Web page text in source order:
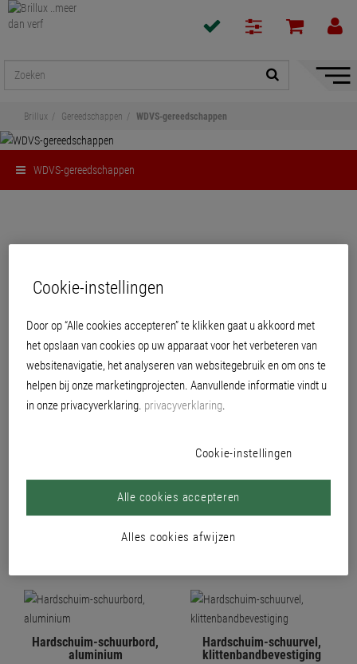
Brillux Gereedschappen WDVS-gereedschappen
WDVS-gereedschappen
PRODUCTEN
Hardschuim-schuurvel,
Hardschuim-schuurbord,
Hardschuim-schuurbord,
aluminium
Hardschuim-schuurvel,
klittenbandbevestiging
Cookie-instellingen
Door op “Alle cookies accepteren” te klikken gaat u akkoord met
het opslaan van cookies op uw apparaat voor het verbeteren van
websitenavigatie, het analyseren van websitegebruik en om ons te
helpen bij onze marketingprojecten. Aanvullende informatie vindt u
in onze privacyverklaring. privacyverklaring.
Cookie-instellingen
Alles cookies afwijzen
Alle cookies accepteren